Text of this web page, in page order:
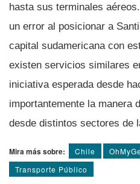
hasta sus terminales
un error al posicionar a
capital sudamericana con
existen servicios similares
iniciativa esperada desde
importantemente la manera
desde distintos sectores de
Mira más sobre: Chile
Transporte Público